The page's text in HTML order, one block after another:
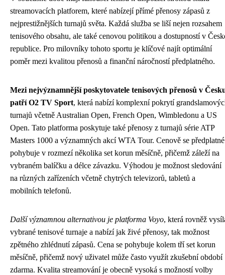
streamovacích platforem, které nabízejí přímé přenosy zápasů z
nejprestižnějších turnajů světa. Každá služba se liší nejen rozsahem
tenisového obsahu, ale také cenovou politikou a dostupností v
republice. Pro milovníky tohoto sportu je klíčové najít optimální
poměr mezi kvalitou přenosů a finanční náročností předplatného.
Mezi nejvýznamnější poskytovatele tenisových přenosů v
patří O2 TV Sport, která nabízí komplexní pokrytí
turnajů včetně Australian Open, French Open, Wimbledonu a US
Open. Tato platforma poskytuje také přenosy z turnajů série ATP
Masters 1000 a významných akcí WTA Tour. Cenově se předplatné
pohybuje v rozmezí několika set korun měsíčně, přičemž záleží na
vybraném balíčku a délce závazku. Výhodou je možnost sledování
na různých zařízeních včetně chytrých televizorů, tabletů a
mobilních telefonů.
Další významnou alternativou je platforma Voyo, která rovněž
vybrané tenisové turnaje a nabízí jak živé přenosy, tak možnost
zpětného zhlédnutí zápasů. Cena se pohybuje kolem tří set korun
měsíčně, přičemž nový uživatel může často využít zkušební období
zdarma. Kvalita streamování je obecně vysoká s možností volby